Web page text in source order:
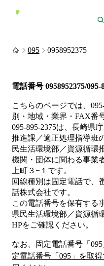
095 0958952375
電話番号 0958952375/095-
こちらのページでは、
別・地域・業界・FAX番
095-895-2375は、 長崎県
推進課／適正処理指導班
民生活環境部／資源循環
機関・団体に関わる事業
上町３−１ です。
回線種別は固定電話で、
話株式会社です。
この電話番号を保有する
県民生活環境部／資源循
HPをご確認ください。
なお、固定電話番号「 095
定電話番号「 095 」を取